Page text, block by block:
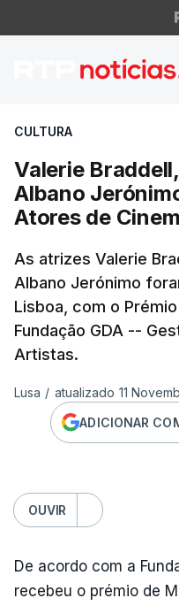
Valerie
CULTURA
Valerie
Albano
Atores de
As atrizes Valerie
Albano Jerónimo
Lisboa, com o
Fundação GDA --
Artistas.
Lusa / atualizado 11
ADICIONAR
OUVIR
De acordo com a
recebeu o prémio de